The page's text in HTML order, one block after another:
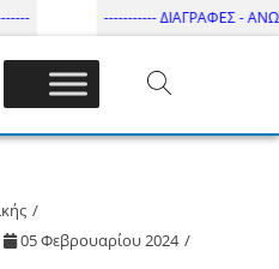
----------- ΔΙΑΓΡΑΦΕΣ -
– ΔΙ.ΠΑ.Ε
05 Φεβρουαρίου 2024